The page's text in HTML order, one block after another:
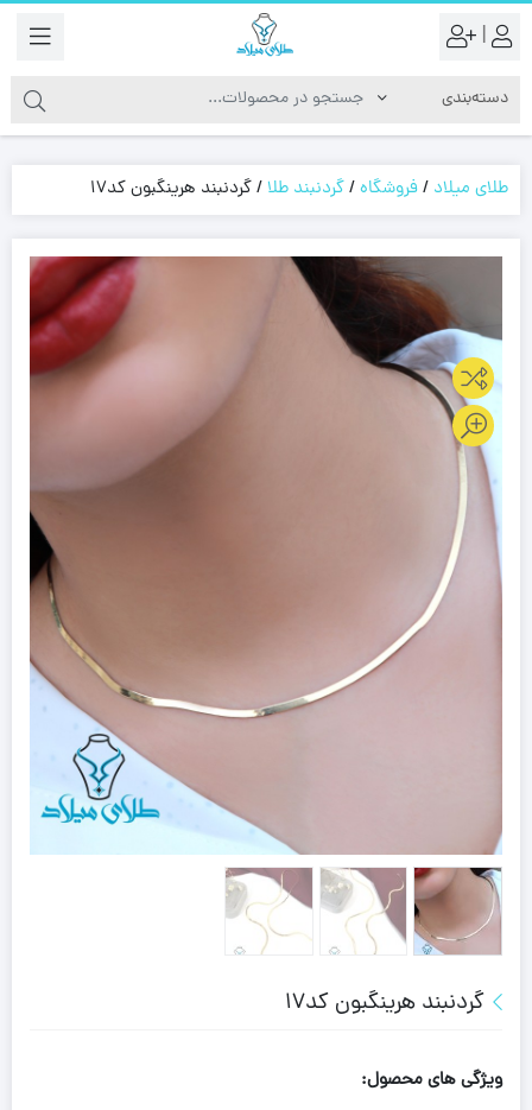
|
طلای میلاد /فروشگاه/گردنبند طلا/گردنبند هرینگبون کد17
گردنبند هرینگبون کد17
ویژگی های محصول: